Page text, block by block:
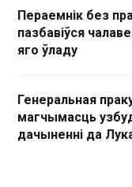
Пераемнік без
пазбавіўся
яго ўладу
Генеральная
магчымасць
дачыненні да